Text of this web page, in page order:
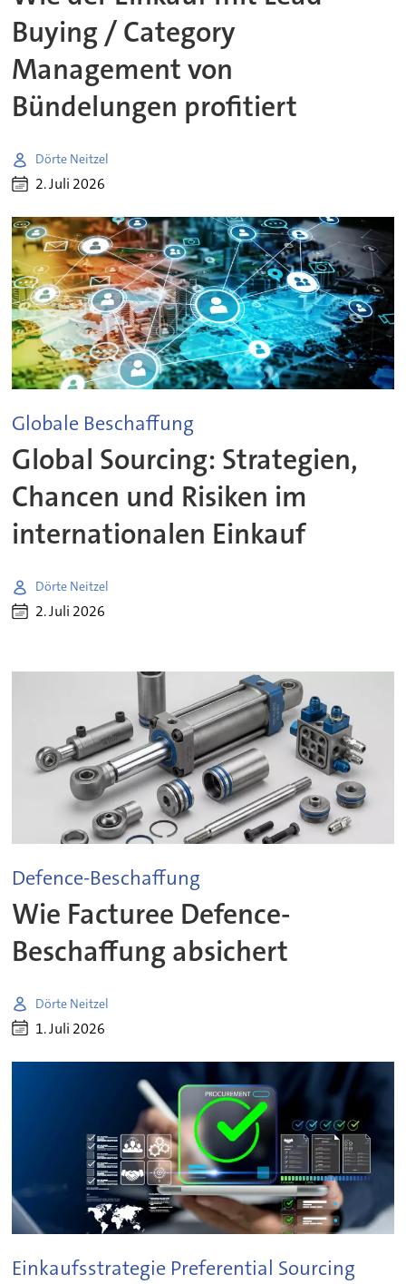
Buying / Category
Management von
Bündelungen profitiert
Dörte Neitzel
2. Juli 2026
Globale Beschaffung
Global Sourcing: Strategien,
Chancen und Risiken im
internationalen Einkauf
Dörte Neitzel
2. Juli 2026
Defence-Beschaffung
Wie Facturee Defence-
Beschaffung absichert
Dörte Neitzel
1. Juli 2026
Einkaufsstrategie Preferential Sourcing